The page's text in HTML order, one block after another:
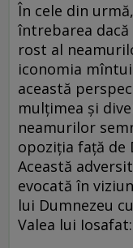
În cele din
întrebarea dacă
rost al
iconomia
această
mulțimea și
neamurilor
opoziția față de
Această
evocată în
lui Dumnezeu
Valea lui Iosafat: